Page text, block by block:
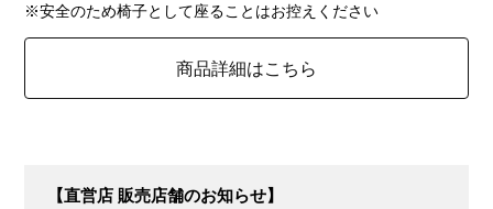
※安全のため椅子として座ることはお控えください
商品詳細はこちら
【直営店 販売店舗のお知らせ】